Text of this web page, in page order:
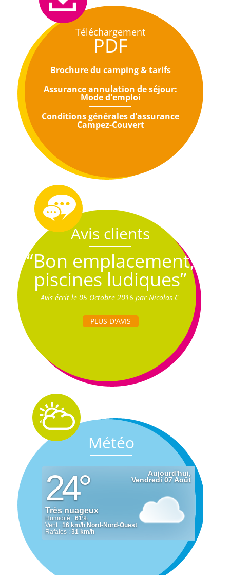
Téléchargement
PDF
Brochure du camping & tarifs
Assurance annulation de séjour:
Mode d'emploi
Conditions générales d'assurance
Campez-Couvert
Avis clients
“Bon emplacement,
piscines ludiques”
Avis écrit le 05 Octobre 2016 par Nicolas C
PLUS D'AVIS
Météo